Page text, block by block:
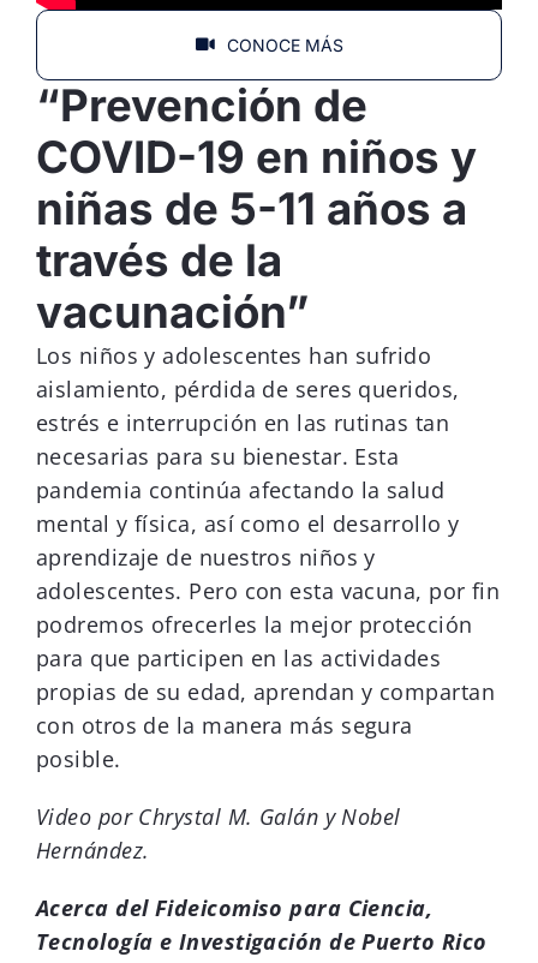
Donar
CONOCE MÁS
“Prevención de
COVID-19 en niños y
niñas de 5-11 años a
través de la
vacunación”
Los niños y adolescentes han sufrido
aislamiento, pérdida de seres queridos,
estrés e interrupción en las rutinas tan
necesarias para su bienestar. Esta
pandemia continúa afectando la salud
mental y física, así como el desarrollo y
aprendizaje de nuestros niños y
adolescentes. Pero con esta vacuna, por fin
podremos ofrecerles la mejor protección
para que participen en las actividades
propias de su edad, aprendan y compartan
con otros de la manera más segura
posible.
Video por Chrystal M. Galán y Nobel
Hernández.
Acerca del Fideicomiso para Ciencia,
Tecnología e Investigación de Puerto Rico